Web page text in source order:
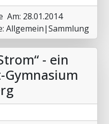
Am: 28.01.2014
Allgemein|Sammlung
- ein